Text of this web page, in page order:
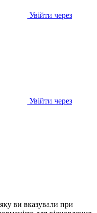
Увійти через
Увійти через
ви вказували при